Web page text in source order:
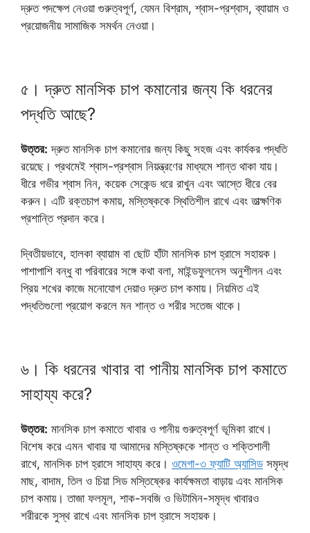
দ্রুত পদক্ষেপ নেওয়া গুরুত্বপূর্ণ, যেমন বিশ্রাম, শ্বাস-প্রশ্বাস, ব্যায়াম ও
প্রয়োজনীয় সামাজিক সমর্থন নেওয়া।
৫। দ্রুত মানসিক চাপ কমানোর জন্য কি ধরনের
পদ্ধতি আছে?
উত্তর: দ্রুত মানসিক চাপ কমানোর জন্য কিছু সহজ এবং কার্যকর পদ্ধতি
রয়েছে। প্রথমেই শ্বাস-প্রশ্বাস নিয়ন্ত্রণের মাধ্যমে শান্ত থাকা যায়।
ধীরে গভীর শ্বাস নিন, কয়েক সেকেন্ড ধরে রাখুন এবং আস্তে ধীরে বের
করুন। এটি রক্তচাপ কমায়, মস্তিষ্ককে স্থিতিশীল রাখে এবং তাত্ক্ষণিক
প্রশান্তি প্রদান করে।
দ্বিতীয়ভাবে, হালকা ব্যায়াম বা ছোট হাঁটা মানসিক চাপ হ্রাসে সহায়ক।
পাশাপাশি বন্ধু বা পরিবারের সঙ্গে কথা বলা, মাইন্ডফুলনেস অনুশীলন এবং
প্রিয় শখের কাজে মনোযোগ দেয়াও দ্রুত চাপ কমায়। নিয়মিত এই
পদ্ধতিগুলো প্রয়োগ করলে মন শান্ত ও শরীর সতেজ থাকে।
৬। কি ধরনের খাবার বা পানীয় মানসিক চাপ কমাতে
সাহায্য করে?
উত্তর: মানসিক চাপ কমাতে খাবার ও পানীয় গুরুত্বপূর্ণ ভূমিকা রাখে।
বিশেষ করে এমন খাবার যা আমাদের মস্তিষ্ককে শান্ত ও শক্তিশালী
রাখে, মানসিক চাপ হ্রাসে সাহায্য করে। ওমেগা-৩ ফ্যাটি অ্যাসিড সমৃদ্ধ
মাছ, বাদাম, তিল ও চিয়া সিড মস্তিষ্কের কার্যক্ষমতা বাড়ায় এবং মানসিক
চাপ কমায়। তাজা ফলমূল, শাক-সবজি ও ভিটামিন-সমৃদ্ধ খাবারও
শরীরকে সুস্থ রাখে এবং মানসিক চাপ হ্রাসে সহায়ক।